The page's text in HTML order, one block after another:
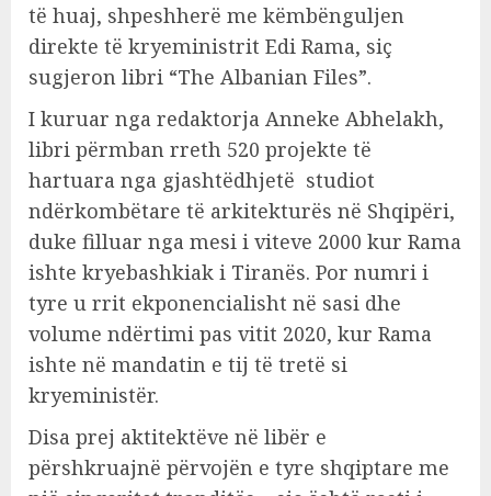
të huaj, shpeshherë me këmbënguljen
direkte të kryeministrit Edi Rama, siç
sugjeron libri “The Albanian Files”.
I kuruar nga redaktorja Anneke Abhelakh,
libri përmban rreth 520 projekte të
hartuara nga gjashtëdhjetë studiot
ndërkombëtare të arkitekturës në Shqipëri,
duke filluar nga mesi i viteve 2000 kur Rama
ishte kryebashkiak i Tiranës. Por numri i
tyre u rrit ekponencialisht në sasi dhe
volume ndërtimi pas vitit 2020, kur Rama
ishte në mandatin e tij të tretë si
kryeministër.
Disa prej aktitektëve në libër e
përshkruajnë përvojën e tyre shqiptare me